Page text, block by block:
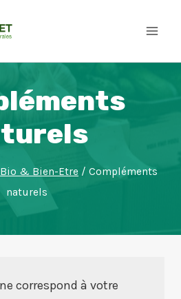
Bio & Bien-Etre / Compléments
naturels
correspond à votre